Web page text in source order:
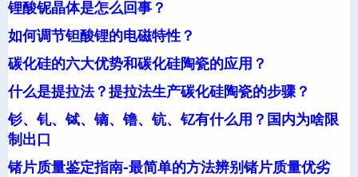
锂酸铌晶体是怎么回事？
如何调节钽酸锂的电磁特性？
碳化硅的六大优势和碳化硅陶瓷的应用？
什么是提拉法？提拉法生产碳化硅陶瓷的步骤？
钐、钆、铽、镝、镥、钪、钇有什么用？国内为啥限
制出口
锗片质量鉴定指南-最简单的方法辨别锗片质量优劣